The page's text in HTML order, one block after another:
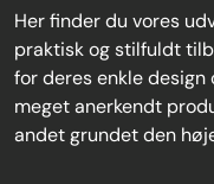
Her finder du vores
praktisk og stilfuldt
for deres enkle design
meget anerkendt
andet grundet den